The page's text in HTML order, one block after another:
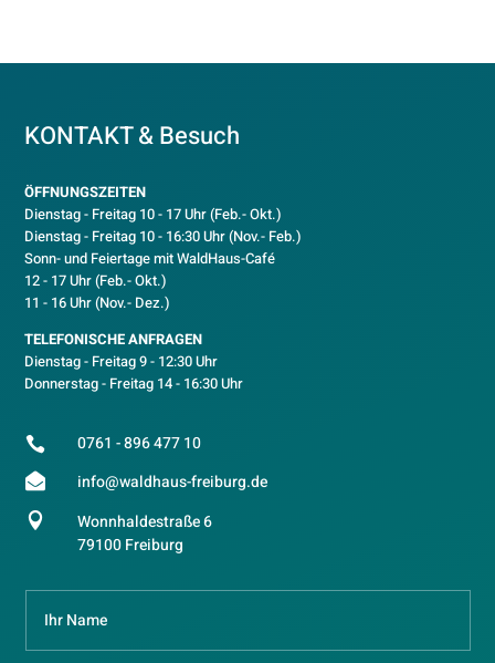
KONTAKT & Besuch
ÖFFNUNGSZEITEN
Dienstag - Freitag 10 - 17 Uhr (Feb.- Okt.)
Dienstag - Freitag 10 - 16:30 Uhr (Nov.- Feb.)
Sonn- und Feiertage mit WaldHaus-Café
12 - 17 Uhr (Feb.- Okt.)
11 - 16 Uhr (Nov.- Dez.)
TELEFONISCHE ANFRAGEN
Dienstag - Freitag 9 - 12:30 Uhr
Donnerstag - Freitag 14 - 16:30 Uhr
 0761 - 896 477 10
 info@waldhaus-freiburg.de

Wonnhaldestraße 6
79100 Freiburg